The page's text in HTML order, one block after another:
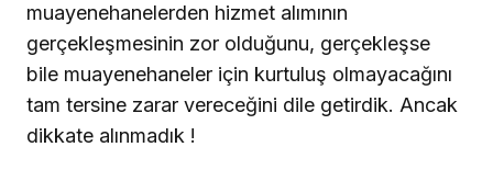
muayenehanelerden hizmet alımının
gerçekleşmesinin zor olduğunu, gerçekleşse
bile muayenehaneler için kurtuluş olmayacağını
tam tersine zarar vereceğini dile getirdik. Ancak
dikkate alınmadık !